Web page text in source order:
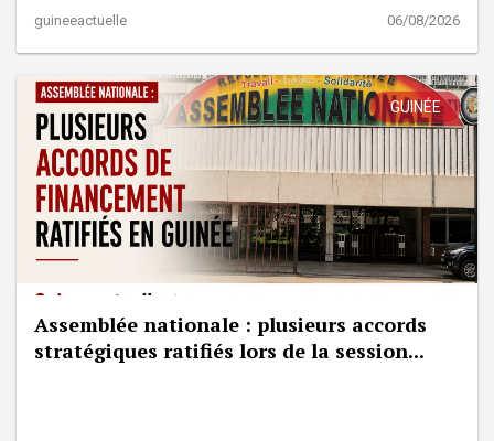
guineeactuelle 06/08/2026
GUINÉE
Assemblée nationale : plusieurs accords
stratégiques ratifiés lors de la session...